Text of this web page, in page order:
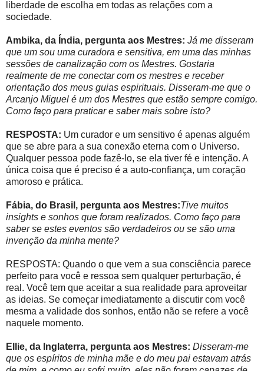
liberdade de escolha em todas as relações com a
sociedade.
Ambika, da Índia, pergunta aos Mestres: Já me disseram
que um sou uma curadora e sensitiva, em uma das minhas
sessões de canalização com os Mestres. Gostaria
realmente de me conectar com os mestres e receber
orientação dos meus guias espirituais. Disseram-me que o
Arcanjo Miguel é um dos Mestres que estão sempre comigo.
Como faço para praticar e saber mais sobre isto?
RESPOSTA: Um curador e um sensitivo é apenas alguém
que se abre para a sua conexão eterna com o Universo.
Qualquer pessoa pode fazê-lo, se ela tiver fé e intenção. A
única coisa que é preciso é a auto-confiança, um coração
amoroso e prática.
Fábia, do Brasil, pergunta aos Mestres:Tive muitos
insights e sonhos que foram realizados. Como faço para
saber se estes eventos são verdadeiros ou se são uma
invenção da minha mente?
RESPOSTA: Quando o que vem a sua consciência parece
perfeito para você e ressoa sem qualquer perturbação, é
real. Você tem que aceitar a sua realidade para aproveitar
as ideias. Se começar imediatamente a discutir com você
mesma a validade dos sonhos, então não se refere a você
naquele momento.
Ellie, da Inglaterra, pergunta aos Mestres: Disseram-me
que os espíritos de minha mãe e do meu pai estavam atrás